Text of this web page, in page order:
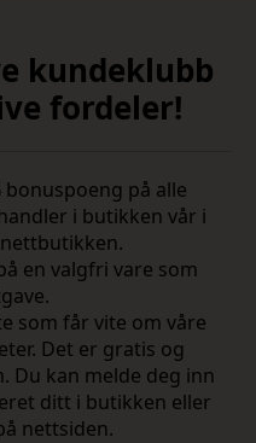
kundeklubb
fordeler!
bonuspoeng på alle
i butikken vår i
en valgfri vare som
som får vite om våre
Det er gratis og
Du kan melde deg inn
ditt i butikken eller
nettsiden.